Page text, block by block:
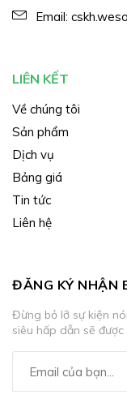
Email:
LIÊN KẾT
Về chúng tôi
Sản phẩm
Dịch vụ
Bảng giá
Tin tức
Liên hệ
ĐĂNG KÝ NHẬN
Đừng bỏ lỡ sự kiện
siêu hấp dẫn sẽ